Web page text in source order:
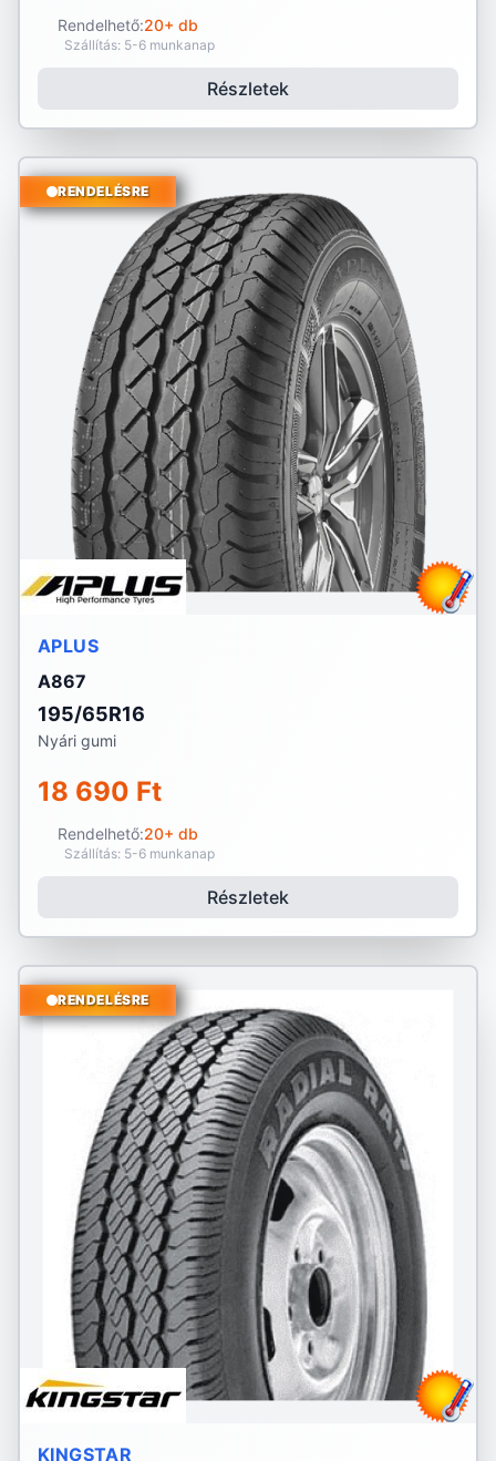
Rendelhető:20+ db
Szállítás: 5-6 munkanap
Részletek
RENDELÉSRE
APLUS
A867
195/65R16
Nyári gumi
18 690 Ft
Rendelhető:20+ db
Szállítás: 5-6 munkanap
Részletek
RENDELÉSRE
KINGSTAR